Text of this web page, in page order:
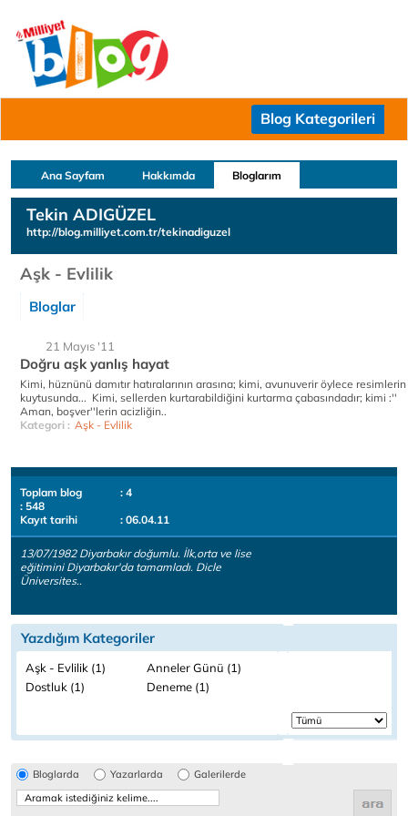
Blog Kategorileri
Ana Sayfam Hakkımda Bloglarım
Tekin ADIGÜZEL
http://blog.milliyet.com.tr/tekinadiguzel
Aşk - Evlilik
Bloglar
21 Mayıs '11
Doğru aşk yanlış hayat
Kimi, hüznünü damıtır hatıralarının arasına; kimi, avunuverir öylece resimlerin
kuytusunda... Kimi, sellerden kurtarabildiğini kurtarma çabasındadır; kimi :''
Aman, boşver''lerin acizliğin..
Kategori : Aşk - Evlilik
Toplam blog
: 4
: 548
Kayıt tarihi
: 06.04.11
13/07/1982 Diyarbakır doğumlu. İlk,orta ve lise
eğitimini Diyarbakır'da tamamladı. Dicle
Üniversites..
Yazdığım Kategoriler
Aşk - Evlilik (1)
Anneler Günü (1)
Dostluk (1)
Deneme (1)
Bloglarda Yazarlarda Galerilerde